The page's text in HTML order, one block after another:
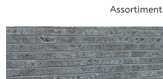
Klik Hier
Assortiment